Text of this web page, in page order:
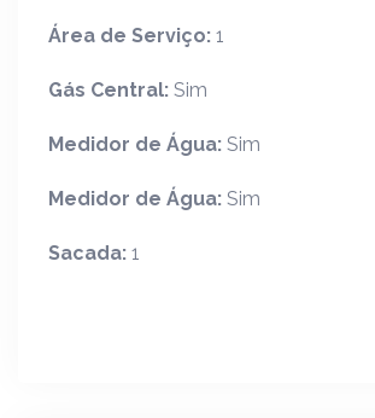
Área de Serviço: 1
Gás Central: Sim
Medidor de Água: Sim
Medidor de Água: Sim
Sacada: 1